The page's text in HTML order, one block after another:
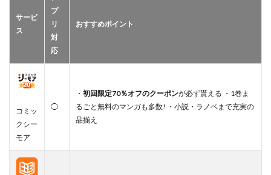
サービ
ス
プ
リ
対
応
おすすめポイント
コミッ
クシー
モア
◯
・ 初回限定70％オフのクーポンが必ず貰える ・1巻ま
るごと無料のマンガも多数! ・小説・ラノベまで充実の
品揃え